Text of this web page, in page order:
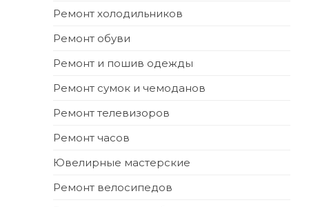
Ремонт холодильников
Ремонт обуви
Ремонт и пошив одежды
Ремонт сумок и чемоданов
Ремонт телевизоров
Ремонт часов
Ювелирные мастерские
Ремонт велосипедов